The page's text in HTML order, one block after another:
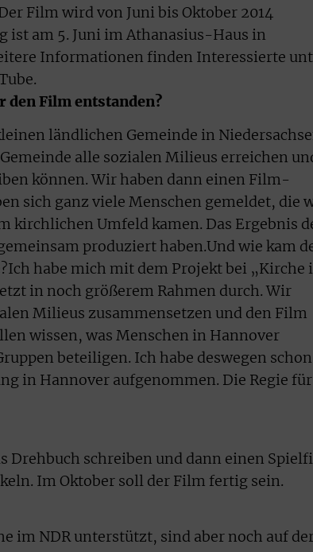
Film wird von Juni bis Oktober 2014
am 5. Juni im Athanasius-Haus in
Informationen finden Interessierte
den Film entstanden?
ländlichen Gemeinde in
alle sozialen Milieus erreichen
können. Wir haben dann einen Film-
sich ganz viele Menschen gemeldet, die
kirchlichen Umfeld kamen. Das Ergebnis
produziert haben.Und wie kam
habe mich mit dem Projekt bei „Kirche
in noch größerem Rahmen durch. Wir
Milieus zusammensetzen und den Film
wissen, was Menschen in Hannover
beteiligen. Ich habe deswegen schon
in Hannover aufgenommen. Die Regie für
Drehbuch schreiben und dann einen
Im Oktober soll der Film fertig sein.
im NDR unterstützt, sind aber noch auf